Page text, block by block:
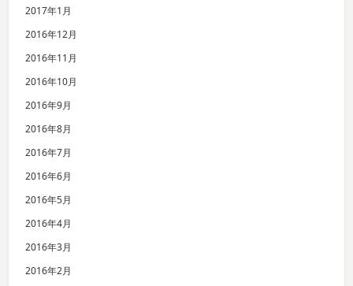
2017年1月
2016年12月
2016年11月
2016年10月
2016年9月
2016年8月
2016年7月
2016年6月
2016年5月
2016年4月
2016年3月
2016年2月